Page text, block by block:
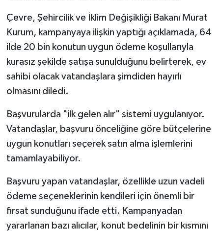
Çevre, Şehircilik ve İklim Değişikliği Bakanı Murat
Kurum, kampanyaya ilişkin yaptığı açıklamada, 64
ilde 20 bin konutun uygun ödeme koşullarıyla
kurasız şekilde satışa sunulduğunu belirterek, ev
sahibi olacak vatandaşlara şimdiden hayırlı
olmasını diledi.
Başvurularda "ilk gelen alır" sistemi uygulanıyor.
Vatandaşlar, başvuru önceliğine göre bütçelerine
uygun konutları seçerek satın alma işlemlerini
tamamlayabiliyor.
Başvuru yapan vatandaşlar, özellikle uzun vadeli
ödeme seçeneklerinin kendileri için önemli bir
fırsat sunduğunu ifade etti. Kampanyadan
yararlanan bazı alıcılar, konut bedelinin bir kısmını